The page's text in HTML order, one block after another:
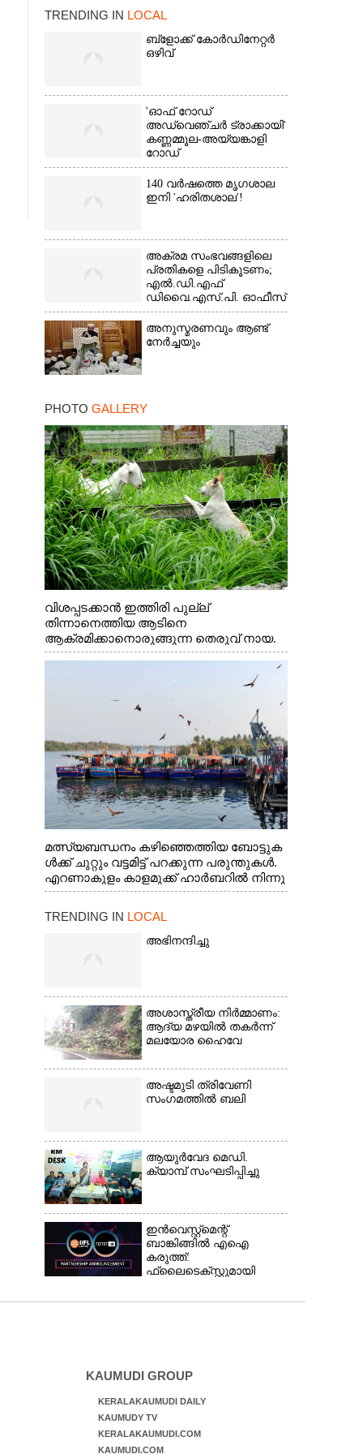
TRENDING IN LOCAL
ബ്‌ളോക്ക് കോർഡിനേറ്റർ
ഒഴിവ്
'ഓഫ് റോഡ്
അഡ്വെഞ്ചർ ട്രാക്കായി'
കണ്ണമ്മൂല-അയ്യങ്കാളി
റോഡ്
140 വർഷത്തെ മൃഗശാല
ഇനി 'ഹരിതശാല'!
അക്രമ സംഭവങ്ങളിലെ
പ്രതികളെ പിടികൂടണം;
എൽ.ഡി.എഫ്
ഡിവൈ.എസ്.പി. ഓഫീസ്
മാർച്ച്
അനുസ്മരണവും ആണ്ട്
നേർച്ചയും
PHOTO GALLERY
വിശപ്പടക്കാൻ ഇത്തിരി പുല്ല്
തിന്നാനെത്തിയ ആടിനെ
ആക്രമിക്കാനൊരുങ്ങുന്ന തെരുവ് നായ.
എറണാകുളം വാത്തുരുത്തിയിൽ നിന്നുള്ള
മത്സ്യബന്ധനം കഴിഞ്ഞെത്തിയ ബോട്ടുക
ൾക്ക് ചുറ്റും വട്ടമിട്ട് പറക്കുന്ന പരുന്തുകൾ.
എറണാകുളം കാളമുക്ക് ഹാർബറിൽ നിന്നു
ള്ള കാഴ്ച
TRENDING IN LOCAL
അഭിനന്ദിച്ചു
അശാസ്ത്രീയ നിർമ്മാണം:
ആദ്യ മഴയിൽ തകർന്ന്
മലയോര ഹൈവേ
അഷ്ടമുടി ത്രിവേണി
സംഗമത്തിൽ ബലി
ആയുർവേദ മെഡി.
ക്യാമ്പ് സംഘടിപ്പിച്ചു
ഇൻവെസ്റ്റ്മെന്റ്
ബാങ്കിങ്ങിൽ എഐ
കരുത്ത്:
ഫ്ലൈടെക്സ്റ്റുമായി
ഐഐഎഫ്എൽ
KAUMUDI GROUP
KERALAKAUMUDI DAILY
KAUMUDY TV
KERALAKAUMUDI.COM
KAUMUDI.COM